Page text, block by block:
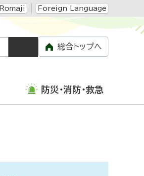
Romaji Foreign Language
総合トップへ
防災・消防・救急